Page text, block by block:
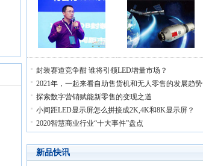
封装赛道竞争酣 谁将引领LED增量市场？
2021年，一起来看自助售货机和无人零售的发展趋势
探索数字营销赋能新零售的变现之道
小间距LED显示屏怎么拼接成2K,4K和8K显示屏？
2020智慧商业行业“十大事件”盘点
新品快讯